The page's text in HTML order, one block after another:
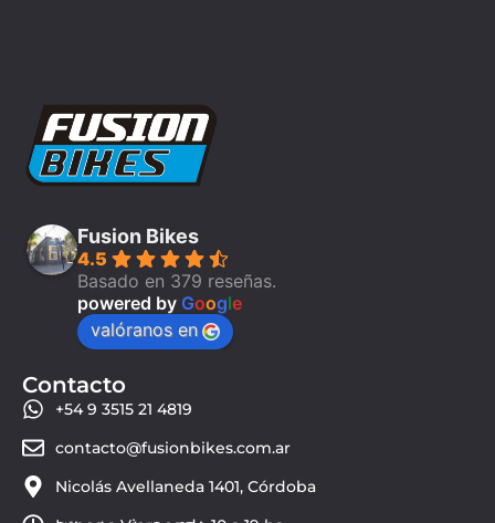
Fusion Bikes
4.5
Basado en 379 reseñas.
powered by Google
valóranos en
Contacto
+54 9 3515 21 4819
contacto@fusionbikes.com.ar
Nicolás Avellaneda 1401, Córdoba